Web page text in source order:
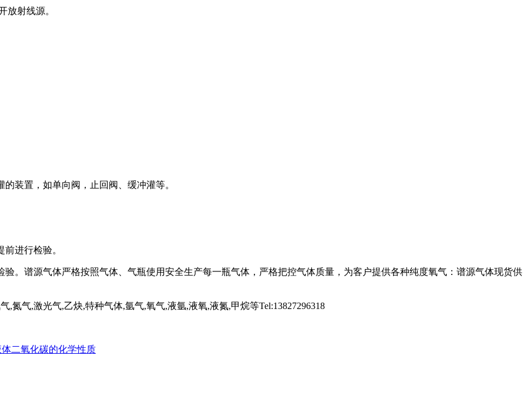
放射线源。
装置，如单向阀，止回阀、缓冲灌等。
进行检验。
。 谱源气体严格按照气体、气瓶使用安全生产每一瓶气体，严格把控气体质量，为客户提供各种纯度氧气：谱源气体现货供
氮气,激光气,乙炔,特种气体,氩气,氧气,液氩,液氧,液氮,甲烷等Tel:13827296318
二氧化碳的化学性质